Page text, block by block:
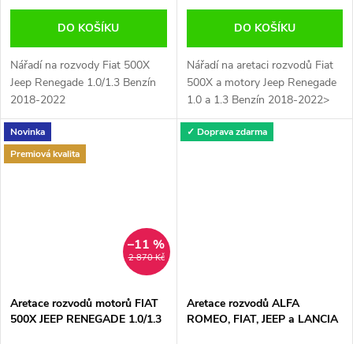
DO KOŠÍKU
Nářadí na rozvody Fiat 500X
Jeep Renegade 1.0/1.3 Benzín
2018-2022
DO KOŠÍKU
Nářadí na aretaci rozvodů Fiat
500X a motory Jeep Renegade
1.0 a 1.3 Benzín 2018-2022>
Novinka
Premiová kvalita
2 870 Kč
–11 %
Aretace rozvodů motorů FIAT
500X JEEP RENEGADE 1.0/1.3
✓ Doprava zdarma
Aretace rozvodů ALFA
ROMEO, FIAT, JEEP a LANCIA